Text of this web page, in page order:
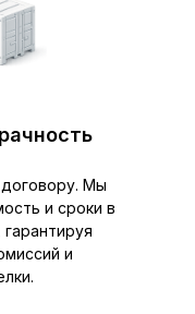
Мы
и сроки в
и